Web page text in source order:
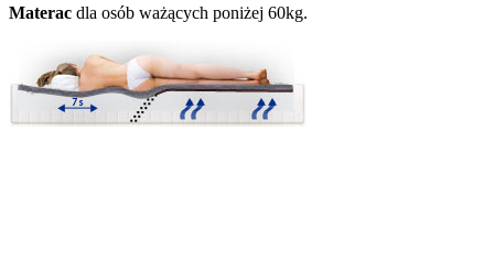
Materac dla osób ważących poniżej 60kg.